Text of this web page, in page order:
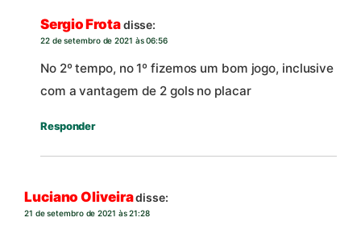
Sergio Frotadisse:
22 de setembro de 2021 às 06:56
No 2º tempo, no 1º fizemos um bom jogo, inclusive
com a vantagem de 2 gols no placar
Responder
Luciano Oliveiradisse:
21 de setembro de 2021 às 21:28